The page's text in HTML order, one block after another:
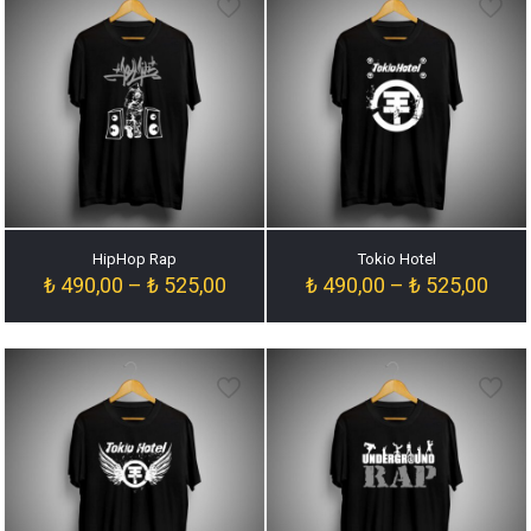
HipHop Rap
₺490,00 – ₺525,00Fiyat
₺ 490,00
-
Tokio Hotel
₺490,00 – ₺525,00Fiyat
₺
-